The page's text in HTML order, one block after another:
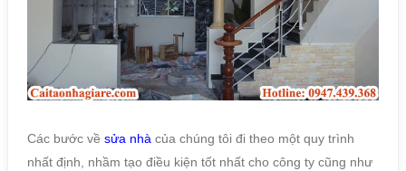
Các bước về sửa nhà của chúng tôi đi theo một quy trình
nhất định, nhầm tạo điều kiện tốt nhất cho công ty cũng như